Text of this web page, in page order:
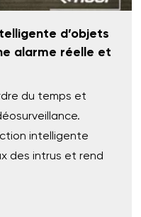
d’objets
alarme réelle et
du temps et
intelligente
des intrus et rend